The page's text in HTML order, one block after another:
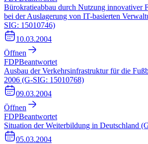
Bürokratieabbau durch Nutzung innovativer
bei der Auslagerung von IT-basierten
SIG: 15010746)
10.03.2004
Öffnen
FDPBeantwortet
Ausbau der Verkehrsinfrastruktur für die
2006 (G-SIG: 15010768)
09.03.2004
Öffnen
FDPBeantwortet
Situation der Weiterbildung in Deutschland
05.03.2004